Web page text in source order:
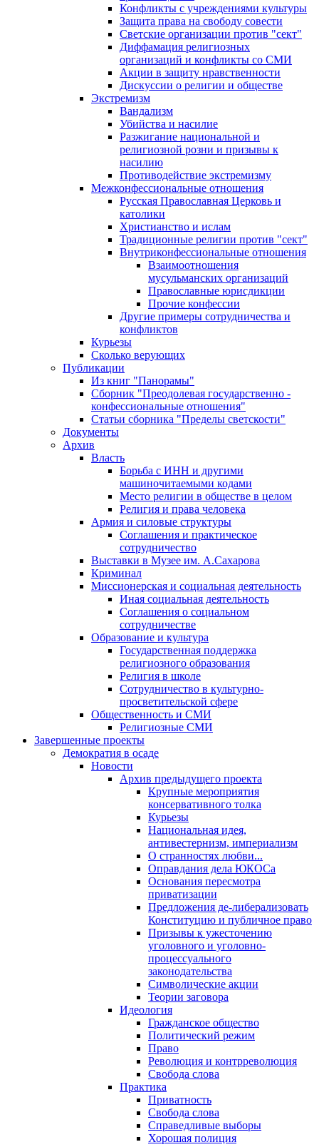
Конфликты с учреждениями культуры
Защита права на свободу совести
Светские организации против "сект"
Диффамация религиозных
организаций и конфликты со СМИ
Акции в защиту нравственности
Дискуссии о религии и обществе
Экстремизм
Вандализм
Убийства и насилие
Разжигание национальной и
религиозной розни и призывы к
насилию
Противодействие экстремизму
Межконфессиональные отношения
Русская Православная Церковь и
католики
Христианство и ислам
Традиционные религии против "сект"
Внутриконфессиональные отношения
Взаимоотношения
мусульманских организаций
Православные юрисдикции
Прочие конфессии
Другие примеры сотрудничества и
конфликтов
Курьезы
Сколько верующих
Публикации
Из книг "Панорамы"
Сборник "Преодолевая государственно -
конфессиональные отношения"
Статьи сборника "Пределы светскости"
Документы
Архив
Власть
Борьба с ИНН и другими
машиночитаемыми кодами
Место религии в обществе в целом
Религия и права человека
Армия и силовые структуры
Соглашения и практическое
сотрудничество
Выставки в Музее им. А.Сахарова
Криминал
Миссионерская и социальная деятельность
Иная социальная деятельность
Соглашения о социальном
сотрудничестве
Образование и культура
Государственная поддержка
религиозного образования
Религия в школе
Сотрудничество в культурно-
просветительской сфере
Общественность и СМИ
Религиозные СМИ
Завершенные проекты
Демократия в осаде
Новости
Архив предыдущего проекта
Крупные мероприятия
консервативного толка
Курьезы
Национальная идея,
антивестернизм, империализм
О странностях любви...
Оправдания дела ЮКОСа
Основания пересмотра
приватизации
Предложения де-либерализовать
Конституцию и публичное право
Призывы к ужесточению
уголовного и уголовно-
процессуального
законодательства
Символические акции
Теории заговора
Идеология
Гражданское общество
Политический режим
Право
Революция и контрреволюция
Свобода слова
Практика
Приватность
Свобода слова
Справедливые выборы
Хорошая полиция